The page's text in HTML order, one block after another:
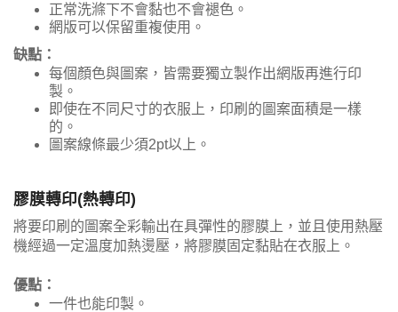
正常洗滌下不會黏也不會褪色。
網版可以保留重複使用。
缺點：
每個顏色與圖案，皆需要獨立製作出網版再進行印
製。
即使在不同尺寸的衣服上，印刷的圖案面積是一樣
的。
圖案線條最少須2pt以上。
膠膜轉印(熱轉印)
將要印刷的圖案全彩輸出在具彈性的膠膜上，並且使用熱壓
機經過一定溫度加熱燙壓，將膠膜固定黏貼在衣服上。
優點：
一件也能印製。